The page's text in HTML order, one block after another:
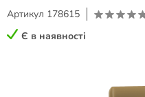
Артикул 178615
Є в наявності